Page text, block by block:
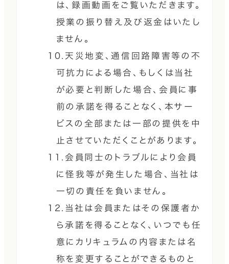
は、録画動画をご覧いただきます。
授業の振り替え及び返金はいたし
ません。
10.天災地変、通信回路障害等の不
可抗力による場合、もしくは当社
が必要と判断した場合、会員に事
前の承諾を得ることなく、本サー
ビスの全部または一部の提供を中
止させていただくことがあります。
11.会員同士のトラブルにより会員
に怪我等が発生した場合、当社は
一切の責任を負いません。
12.当社は会員またはその保護者か
ら承諾を得ることなく、いつでも任
意にカリキュラムの内容または名
称を変更することができるものと